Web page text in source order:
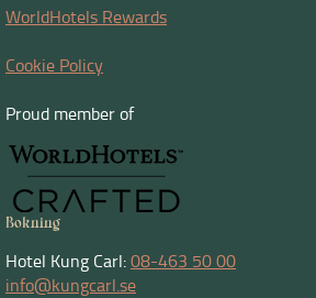
WorldHotels Rewards
Cookie Policy
Proud member of
Bokning
Hotel Kung Carl:08-463 50 00
info@kungcarl.se